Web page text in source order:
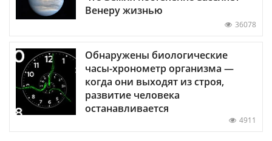
Венеру жизнью
36078
Обнаружены биологические
часы-хронометр организма —
когда они выходят из строя,
развитие человека
останавливается
4911